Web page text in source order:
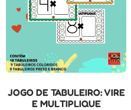
JOGO DE TABULEIRO: VIRE
E MULTIPLIQUE